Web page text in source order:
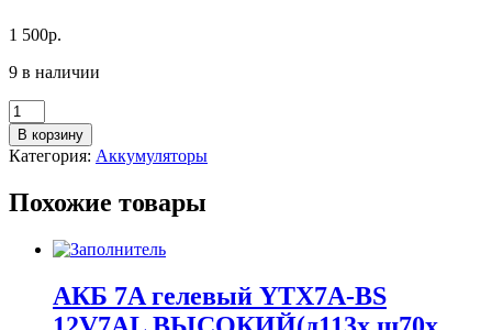
1 500р.
9 в наличии
Количество
товара
АКБ
2,6A
Honda
YTR4A-
12V4AH
(д114х
В корзину
Категория: Аккумуляторы
Похожие товары
АКБ 7A гелевый YTX7A-BS